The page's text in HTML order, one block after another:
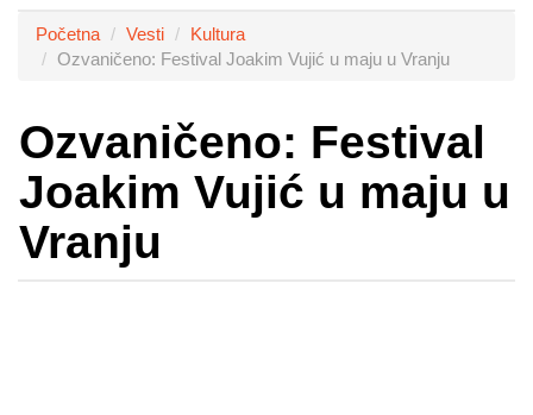
Početna Vesti
Kultura
Ozvaničeno: Festival Joakim Vujić u maju u Vranju
Ozvaničeno: Festival
Joakim Vujić u maju u
Vranju